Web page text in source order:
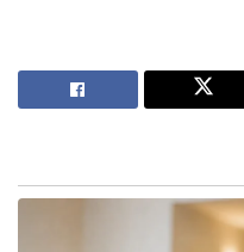
റഷ്യൻ പ്രസിഡന്റിന്റെ
കുറിച്ച്
പ്രസിഡന്റ്
വന്നിരുന്നു. പുടിൻ